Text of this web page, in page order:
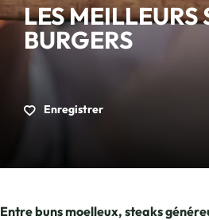
LES MEILLEURS
BURGERS
Enregistrer
Entre buns moelleux, steaks